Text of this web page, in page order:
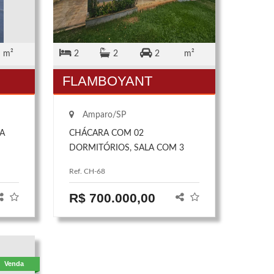
m² 2 2 2 m²
FLAMBOYANT
Amparo/SP
CHÁCARA COM 02
DORMITÓRIOS, SALA COM 3
COZINHA, BANHEIRO SOCIAL,
SUÍTE E GARAGENS. ANALISA
TROCA POR CASA
Ref. CH-68
R$ 700.000,00
Venda